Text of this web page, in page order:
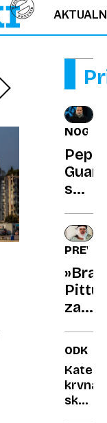
Pep
se
leta
še
ločuje
Pittu«
za
evrov
Katera
krvna